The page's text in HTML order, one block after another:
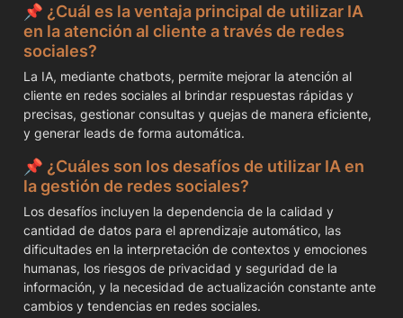
📌 ¿Cuál es la ventaja principal de utilizar IA
en la atención al cliente a través de redes
sociales?
La IA, mediante chatbots, permite mejorar la atención al
cliente en redes sociales al brindar respuestas rápidas y
precisas, gestionar consultas y quejas de manera eficiente,
y generar leads de forma automática.
📌 ¿Cuáles son los desafíos de utilizar IA en
la gestión de redes sociales?
Los desafíos incluyen la dependencia de la calidad y
cantidad de datos para el aprendizaje automático, las
dificultades en la interpretación de contextos y emociones
humanas, los riesgos de privacidad y seguridad de la
información, y la necesidad de actualización constante ante
cambios y tendencias en redes sociales.